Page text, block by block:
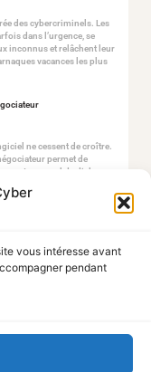
vous intéresse avant
pendant
des cybercriminels. Les
dans l’urgence, se
inconnus et relâchent leur
vacances les plus
ne cessent de croître.
permet de
un canal de dialogue